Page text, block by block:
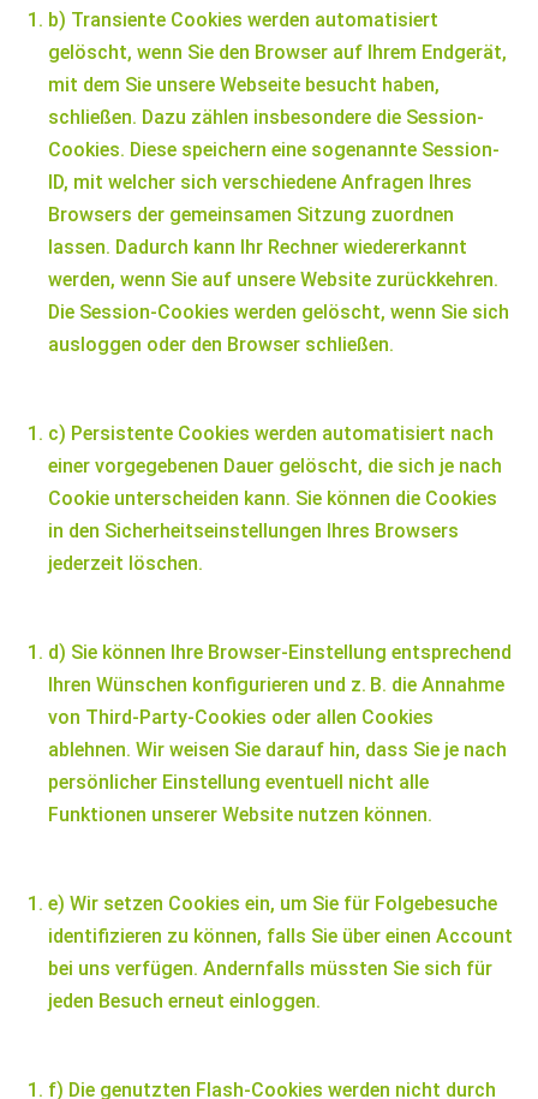
b) Transiente Cookies werden automatisiert
gelöscht, wenn Sie den Browser auf Ihrem Endgerät,
mit dem Sie unsere Webseite besucht haben,
schließen. Dazu zählen insbesondere die Session-
Cookies. Diese speichern eine sogenannte Session-
ID, mit welcher sich verschiedene Anfragen Ihres
Browsers der gemeinsamen Sitzung zuordnen
lassen. Dadurch kann Ihr Rechner wiedererkannt
werden, wenn Sie auf unsere Website zurückkehren.
Die Session-Cookies werden gelöscht, wenn Sie sich
ausloggen oder den Browser schließen.
c) Persistente Cookies werden automatisiert nach
einer vorgegebenen Dauer gelöscht, die sich je nach
Cookie unterscheiden kann. Sie können die Cookies
in den Sicherheitseinstellungen Ihres Browsers
jederzeit löschen.
d) Sie können Ihre Browser-Einstellung entsprechend
Ihren Wünschen konfigurieren und z. B. die Annahme
von Third-Party-Cookies oder allen Cookies
ablehnen. Wir weisen Sie darauf hin, dass Sie je nach
persönlicher Einstellung eventuell nicht alle
Funktionen unserer Website nutzen können.
e) Wir setzen Cookies ein, um Sie für Folgebesuche
identifizieren zu können, falls Sie über einen Account
bei uns verfügen. Andernfalls müssten Sie sich für
jeden Besuch erneut einloggen.
f) Die genutzten Flash-Cookies werden nicht durch